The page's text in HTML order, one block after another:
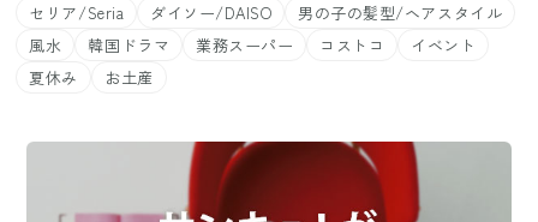
セリア/Seria ダイソー/DAISO
男の子の髪型/ヘアスタイル
風水
韓国ドラマ 業務スーパー コストコ
イベント
夏休み
お土産